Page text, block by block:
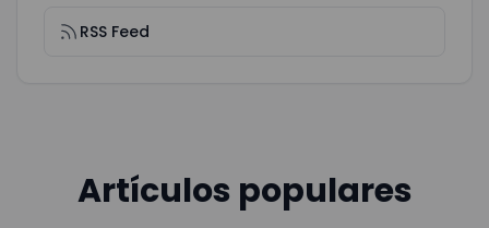
RSS Feed
Artículos populares